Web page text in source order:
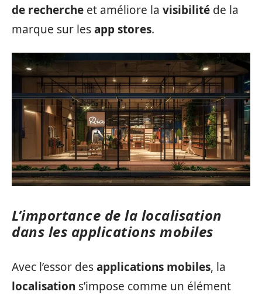
de recherche et améliore la visibilité de la
marque sur lesapp stores.
L’importance de la localisation
dans les applications mobiles
Avec l’essor desapplications mobiles, la
localisation s’impose comme un élément